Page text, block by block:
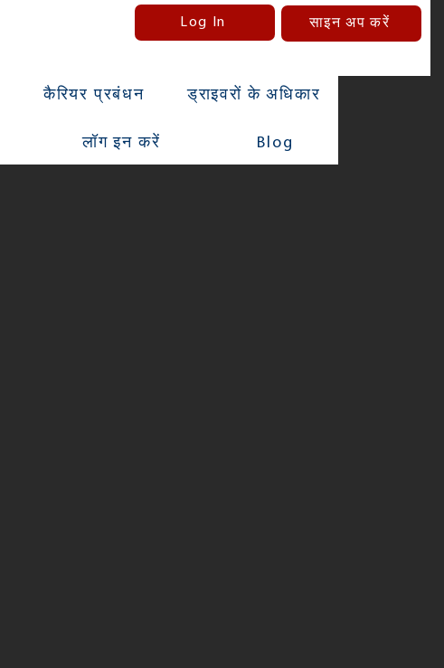
Log In साइन अप करें
कैरियर प्रबंधन ड्राइवरों के अधिकार
लॉग इन करें Blog